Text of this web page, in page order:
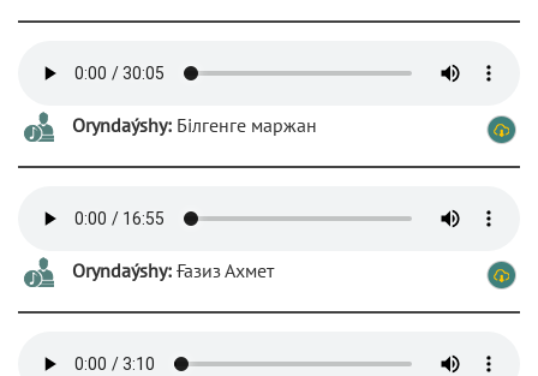
Oryndaýshy: Білгенге маржан
Oryndaýshy: Ғазиз Ахмет